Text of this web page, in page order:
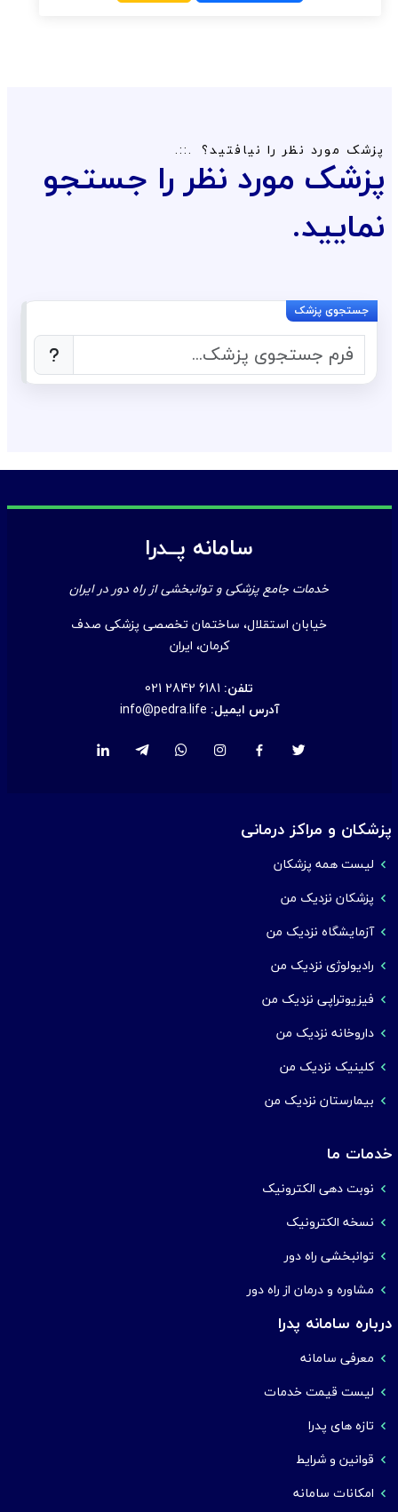
پزشک مورد نظر را نیافتید؟
پزشک مورد نظر را جستجو
نمایید.
سامانه پــدرا
خدمات جامع پزشکی و توانبخشی از راه دور در ایران
خیابان استقلال، ساختمان تخصصی پزشکی صدف
کرمان، ایران
تلفن: 021 2842 6181
آدرس ایمیل: info@pedra.life
پزشکان و مراکز درمانی
لیست همه پزشکان
پزشکان نزدیک من
آزمایشگاه نزدیک من
رادیولوژی نزدیک من
فیزیوتراپی نزدیک من
داروخانه نزدیک من
کلینیک نزدیک من
بیمارستان نزدیک من
خدمات ما
نوبت دهی الکترونیک
نسخه الکترونیک
توانبخشی راه دور
مشاوره و درمان از راه دور
درباره سامانه پدرا
معرفی سامانه
لیست قیمت خدمات
تازه های پدرا
قوانین و شرایط
امکانات سامانه